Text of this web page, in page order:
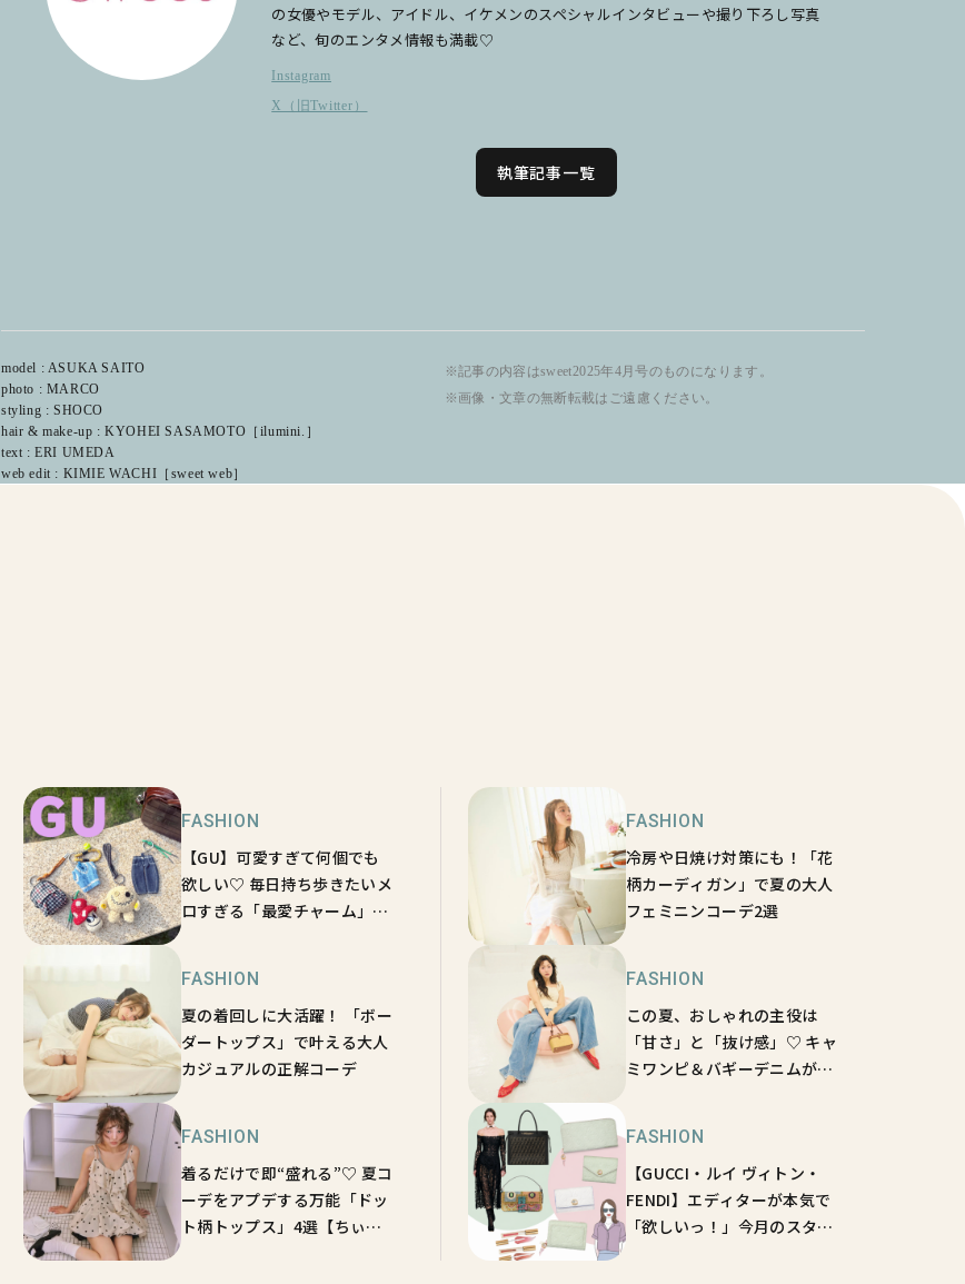
の女優やモデル、アイドル、イケメンのスペシャルインタビューや撮り下ろし写真
など、旬のエンタメ情報も満載♡
Instagram
X（旧Twitter）
執筆記事一覧
model : ASUKA SAITO
photo : MARCO
styling : SHOCO
hair & make-up : KYOHEI SASAMOTO［ilumini.］
text : ERI UMEDA
web edit : KIMIE WACHI［sweet web］
※記事の内容はsweet2025年4月号のものになります。
※画像・文章の無断転載はご遠慮ください。
FASHION
【GU】可愛すぎて何個でも
欲しい♡ 毎日持ち歩きたいメ
ロすぎる「最愛チャーム」5
FASHION
冷房や日焼け対策にも！「花
柄カーディガン」で夏の大人
フェミニンコーデ2選
FASHION
夏の着回しに大活躍！ 「ボー
ダートップス」で叶える大人
カジュアルの正解コーデ
FASHION
この夏、おしゃれの主役は
「甘さ」と「抜け感」♡ キャ
ミワンピ＆バギーデニムがあ
FASHION
着るだけで即“盛れる”♡ 夏コ
ーデをアプデする万能「ドッ
ト柄トップス」4選【ちぃぽ
FASHION
【GUCCI・ルイ ヴィトン・
FENDI】エディターが本気で
「欲しいっ！」今月のスター